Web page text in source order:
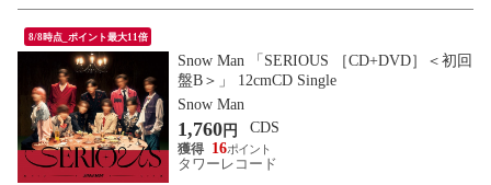
8/8時点_ポイント最大11倍
Snow Man 「SERIOUS ［CD+DVD］＜初回
盤B＞」 12cmCD Single
Snow Man
1,760円
CDS
16
タワーレコード